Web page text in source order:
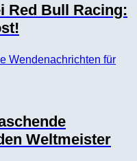
Red Bull Racing:
Weltmeister